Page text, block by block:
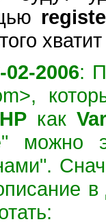
2006:
как
можно